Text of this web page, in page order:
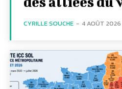
CYRILLE SOUCHE - 4 AOÛT 2026